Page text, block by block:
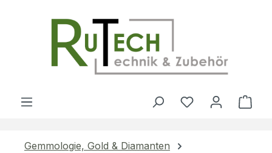
Du hast 0
Gemmologie, Gold & Diamanten